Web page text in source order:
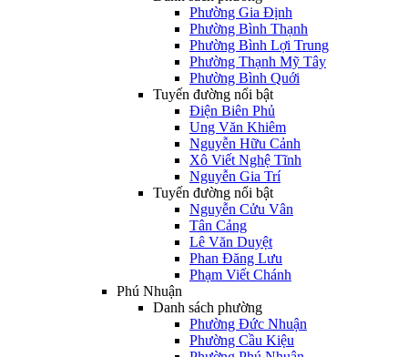
Phường Gia Định
Phường Bình Thạnh
Phường Bình Lợi Trung
Phường Thạnh Mỹ Tây
Phường Bình Quới
Tuyến đường nổi bật
Điện Biên Phủ
Ung Văn Khiêm
Nguyễn Hữu Cảnh
Xô Viết Nghệ Tĩnh
Nguyễn Gia Trí
Tuyến đường nổi bật
Nguyễn Cửu Vân
Tân Cảng
Lê Văn Duyệt
Phan Đăng Lưu
Phạm Viết Chánh
Phú Nhuận
Danh sách phường
Phường Đức Nhuận
Phường Cầu Kiệu